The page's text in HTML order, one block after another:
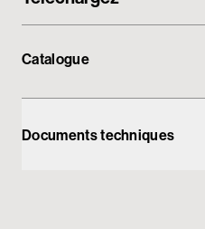
Catalogue
Documents techniques